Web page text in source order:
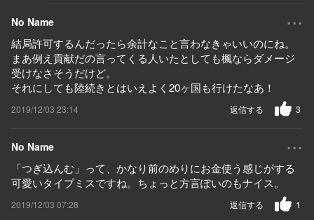
No Name ...
結局許可するんだったら余計なこと言わなきゃいいのにね。
まあ例え貢献だの言ってくる人いたとしても楓ならダメージ
受けなさそうだけど。
それにしても陸続きとはいえよく20ヶ国も行けたなあ！
2019/12/03 23:14 3
返信する
No Name ...
「つぎ込んむ」って、かなり前のめりにお金使う感じがする
可愛いタイプミスですね。ちょっと方言ぽいのもナイス。
2019/12/03 07:28 1
返信する